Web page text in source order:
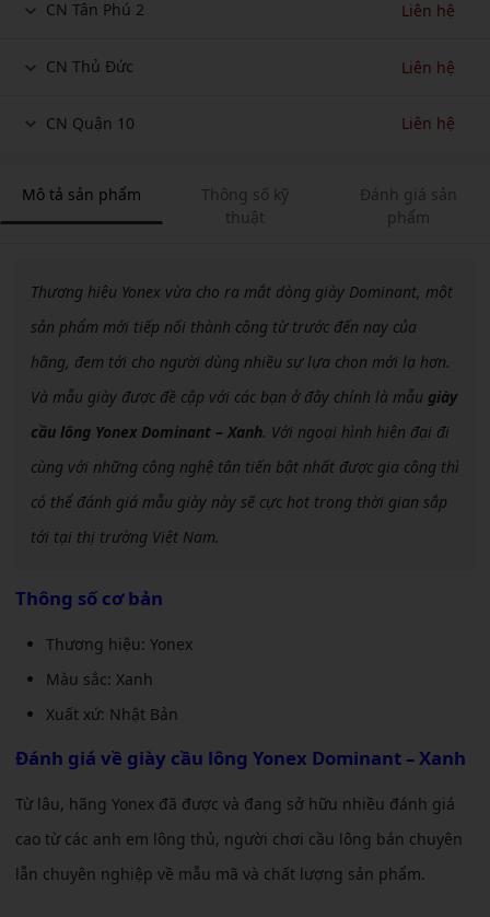
CN Tân Phú 2 Liên hệ
CN Thủ Đức Liên hệ
CN Quận 10 Liên hệ
Mô tả sản phẩm
Thông số kỹ
thuật
Đánh giá sản
phẩm
Thương hiệu Yonex vừa cho ra mắt dòng giày Dominant, một
sản phẩm mới tiếp nối thành công từ trước đến nay của
hãng, đem tới cho người dùng nhiều sự lựa chọn mới lạ hơn.
Và mẫu giày được đề cập với các bạn ở đây chính là mẫu giày
cầu lông Yonex Dominant – Xanh. Với ngoại hình hiện đại đi
cùng với những công nghệ tân tiến bật nhất được gia công thì
có thể đánh giá mẫu giày này sẽ cực hot trong thời gian sắp
tới tại thị trường Việt Nam.
Thông số cơ bản
Thương hiệu: Yonex
Màu sắc: Xanh
Xuất xứ: Nhật Bản
Đánh giá về giày cầu lông Yonex Dominant – Xanh
Từ lâu, hãng Yonex đã được và đang sở hữu nhiều đánh giá
cao từ các anh em lông thủ, người chơi cầu lông bán chuyên
lẫn chuyên nghiệp về mẫu mã và chất lượng sản phẩm.